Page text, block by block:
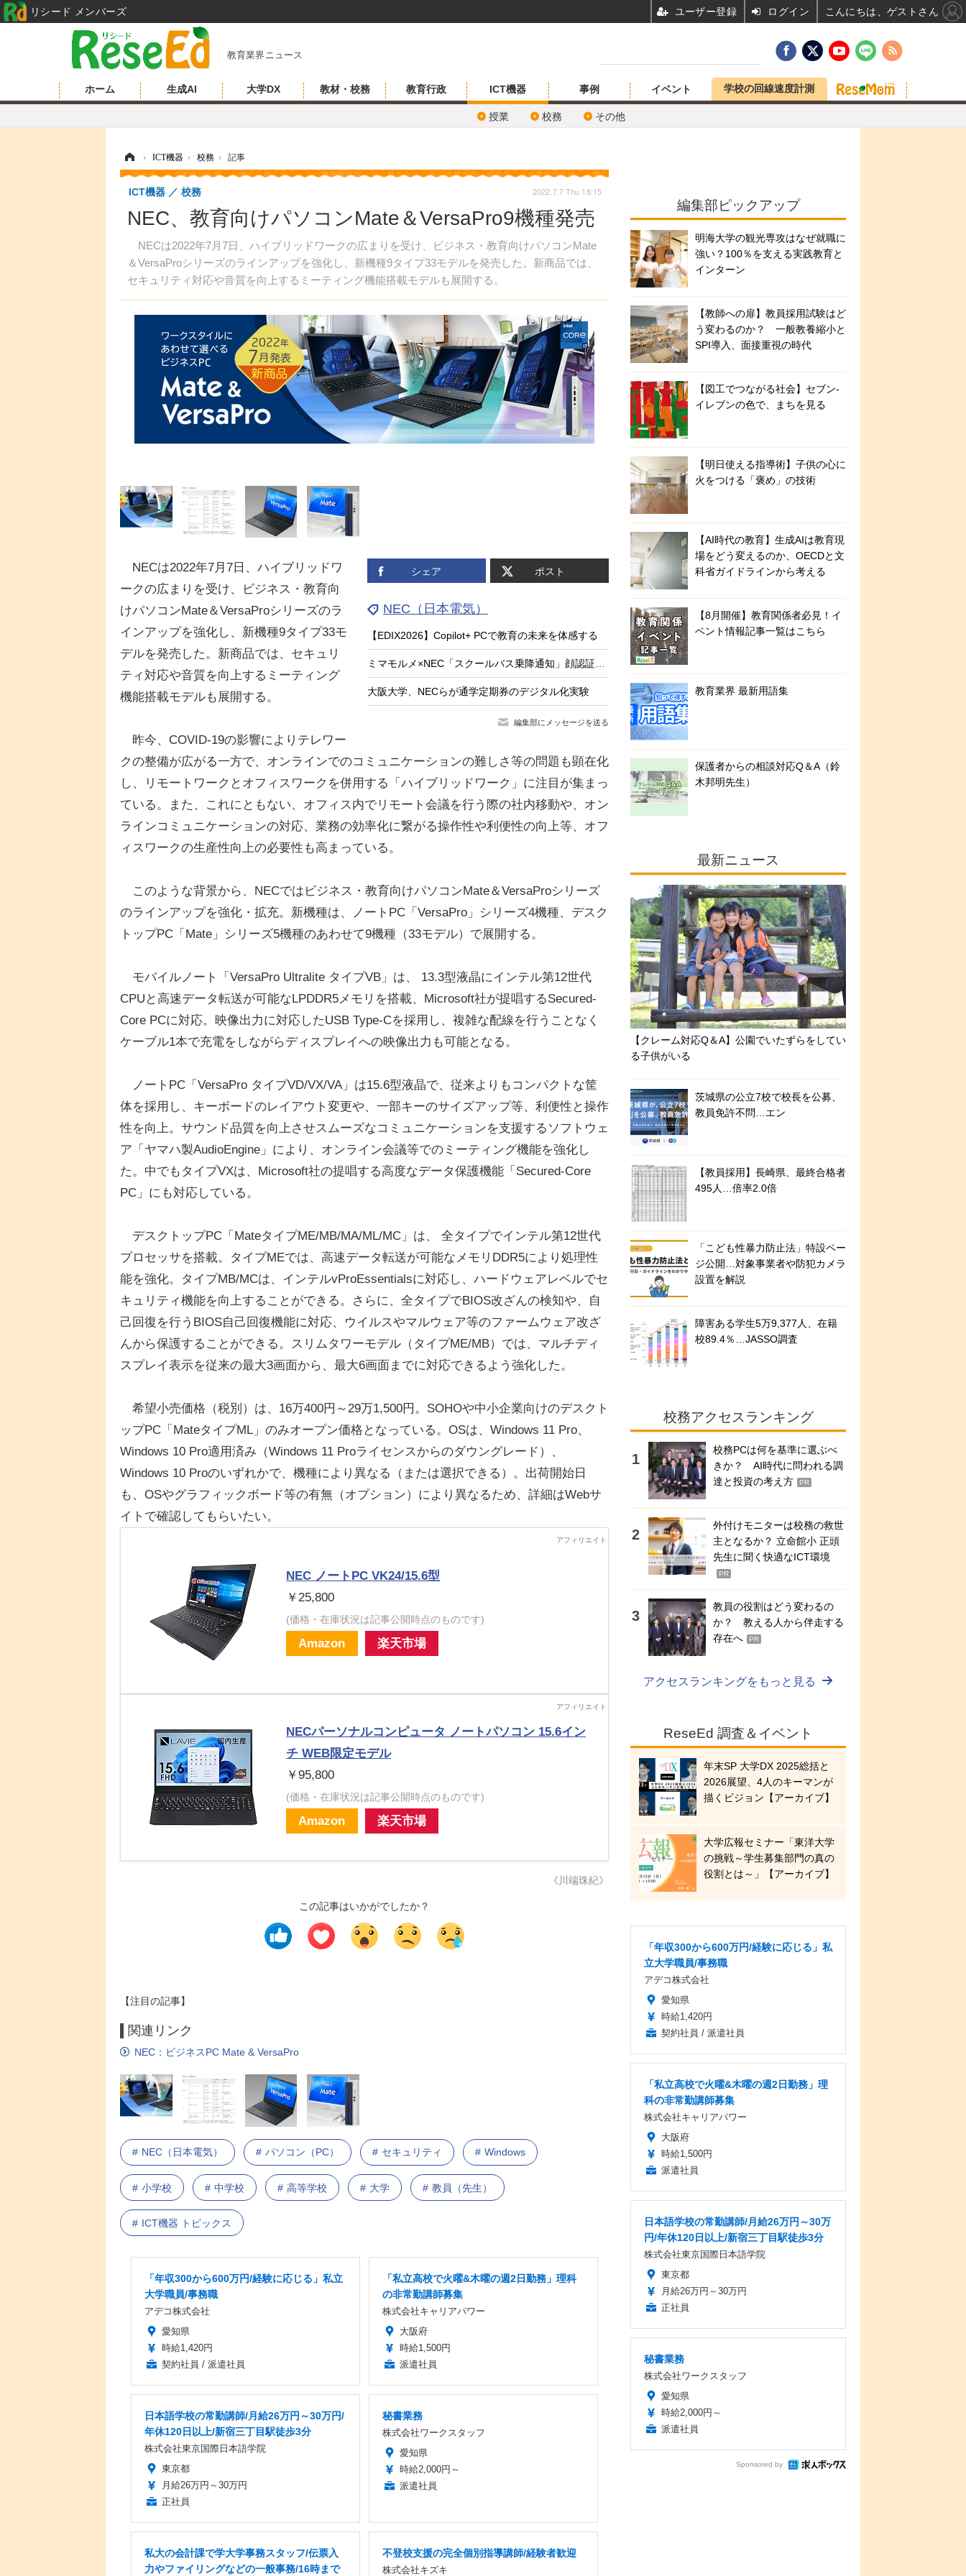
教育業界ニュース
ホーム 生成AI 大学DX 教材・校務 教育行政 ICT機器
授業 校務 その他
事例 イベント 学校の回線速度計測
› ICT機器 › 校務 › 記事
NEC、教育向けパソコンMate＆VersaPro9機種発売
NECは2022年7月7日、ハイブリッドワークの広まりを受け、ビジネス・教育向けパソコンMate
＆VersaProシリーズのラインアップを強化し、新機種9タイプ33モデルを発売した。新商品では、
セキュリティ対応や音質を向上するミーティング機能搭載モデルも展開する。
ICT機器 校務 2022.7.7 Thu 18:15
シェア ポスト
NEC（日本電気）
【EDIX2026】Copilot+ PCで教育の未来を体感する
ミマモルメ×NEC「スクールバス乗降通知」顔認証で安全を守る
大阪大学、NECらが通学定期券のデジタル化実験
編集部にメッセージを送る
NECは2022年7月7日、ハイブリッドワ
ークの広まりを受け、ビジネス・教育向
けパソコンMate＆VersaProシリーズのラ
インアップを強化し、新機種9タイプ33モ
デルを発売した。新商品では、セキュリ
ティ対応や音質を向上するミーティング
機能搭載モデルも展開する。
昨今、COVID-19の影響によりテレワー
クの整備が広がる一方で、オンラインでのコミュニケーションの難しさ等の問題も顕在化
し、リモートワークとオフィスワークを併用する「ハイブリッドワーク」に注目が集まっ
ている。また、これにともない、オフィス内でリモート会議を行う際の社内移動や、オン
ラインコミュニケーションの対応、業務の効率化に繋がる操作性や利便性の向上等、オフ
ィスワークの生産性向上の必要性も高まっている。
このような背景から、NECではビジネス・教育向けパソコンMate＆VersaProシリーズ
のラインアップを強化・拡充。新機種は、ノートPC「VersaPro」シリーズ4機種、デスク
トップPC「Mate」シリーズ5機種のあわせて9機種（33モデル）で展開する。
モバイルノート「VersaPro Ultralite タイプVB」は、 13.3型液晶にインテル第12世代
CPUと高速データ転送が可能なLPDDR5メモリを搭載、Microsoft社が提唱するSecured-
Core PCに対応。映像出力に対応したUSB Type-Cを採用し、複雑な配線を行うことなく
ケーブル1本で充電をしながらディスプレイへの映像出力も可能となる。
ノートPC「VersaPro タイプVD/VX/VA」は15.6型液晶で、従来よりもコンパクトな筐
体を採用し、キーボードのレイアウト変更や、一部キーのサイズアップ等、利便性と操作
性を向上。サウンド品質を向上させスムーズなコミュニケーションを支援するソフトウェ
ア「ヤマハ製AudioEngine」により、オンライン会議等でのミーティング機能を強化し
た。中でもタイプVXは、Microsoft社の提唱する高度なデータ保護機能「Secured-Core
PC」にも対応している。
デスクトップPC「MateタイプME/MB/MA/ML/MC」は、 全タイプでインテル第12世代
プロセッサを搭載。タイプMEでは、高速データ転送が可能なメモリDDR5により処理性
能を強化。タイプMB/MCは、インテルvProEssentialsに対応し、ハードウェアレベルでセ
キュリティ機能を向上することができる。さらに、全タイプでBIOS改ざんの検知や、自
己回復を行うBIOS自己回復機能に対応、ウイルスやマルウェア等のファームウェア改ざ
んから保護することができる。スリムタワーモデル（タイプME/MB）では、マルチディ
スプレイ表示を従来の最大3画面から、最大6画面までに対応できるよう強化した。
希望小売価格（税別）は、16万400円～29万1,500円。SOHOや中小企業向けのデスクト
ップPC「MateタイプML」のみオープン価格となっている。OSは、Windows 11 Pro、
Windows 10 Pro適用済み（Windows 11 Proライセンスからのダウングレード）、
Windows 10 Proのいずれかで、機種により異なる（または選択できる）。出荷開始日
も、OSやグラフィックボード等の有無（オプション）により異なるため、詳細はWebサ
イトで確認してもらいたい。
NEC ノートPC VK24/15.6型
￥25,800
(価格・在庫状況は記事公開時点のものです)
Amazon 楽天市場
NECパーソナルコンピュータ ノートパソコン 15.6イン
チ WEB限定モデル
￥95,800
(価格・在庫状況は記事公開時点のものです)
Amazon 楽天市場
《川端珠紀》
この記事はいかがでしたか？
【注目の記事】
関連リンク
NEC：ビジネスPC Mate & VersaPro
NEC（日本電気） パソコン（PC） セキュリティ Windows
小学校 中学校 高等学校 大学 教員（先生）
ICT機器 トピックス
「年収300から600万円/経験に応じる」私立
大学職員/事務職
アデコ株式会社
愛知県
時給1,420円
契約社員 / 派遣社員
「私立高校で火曜&木曜の週2日勤務」理科
の非常勤講師募集
株式会社キャリアパワー
大阪府
時給1,500円
派遣社員
日本語学校の常勤講師/月給26万円～30万円/
年休120日以上/新宿三丁目駅徒歩3分
株式会社東京国際日本語学院
東京都
月給26万円～30万円
正社員
秘書業務
株式会社ワークスタッフ
愛知県
時給2,000円～
派遣社員
私大の会計課で学大学事務スタッフ/伝票入
力やファイリングなどの一般事務/16時まで
不登校支援の完全個別指導講師/経験者歓迎
株式会社キズキ
編集部ピックアップ
明海大学の観光専攻はなぜ就職に
強い？100％を支える実践教育と
インターン
【教師への扉】教員採用試験はど
う変わるのか？ 一般教養縮小と
SPI導入、面接重視の時代
【図工でつながる社会】セブン‐
イレブンの色で、まちを見る
【明日使える指導術】子供の心に
火をつける「褒め」の技術
【AI時代の教育】生成AIは教育現
場をどう変えるのか、OECDと文
科省ガイドラインから考える
【8月開催】教育関係者必見！イ
ベント情報記事一覧はこちら
教育業界 最新用語集
保護者からの相談対応Q＆A（鈴
木邦明先生）
最新ニュース
【クレーム対応Q＆A】公園でいたずらをしてい
る子供がいる
茨城県の公立7校で校長を公募、
教員免許不問…エン
【教員採用】長崎県、最終合格者
495人…倍率2.0倍
「こども性暴力防止法」特設ペー
ジ公開…対象事業者や防犯カメラ
設置を解説
障害ある学生5万9,377人、在籍
校89.4％…JASSO調査
校務アクセスランキング
校務PCは何を基準に選ぶべ
きか？ AI時代に問われる調
達と投資の考え方
PR
外付けモニターは校務の救世
主となるか？ 立命館小 正頭
先生に聞く快適なICT環境
PR
教員の役割はどう変わるの
か？ 教える人から伴走する
存在へ
PR
アクセスランキングをもっと見る
ReseEd 調査＆イベント
年末SP 大学DX 2025総括と
2026展望、4人のキーマンが
描くビジョン【アーカイブ】
大学広報セミナー「東洋大学
の挑戦～学生募集部門の真の
役割とは～」【アーカイブ】
「年収300から600万円/経験に応じる」私
立大学職員/事務職
アデコ株式会社
愛知県
時給1,420円
契約社員 / 派遣社員
「私立高校で火曜&木曜の週2日勤務」理
科の非常勤講師募集
株式会社キャリアパワー
大阪府
時給1,500円
派遣社員
日本語学校の常勤講師/月給26万円～30万
円/年休120日以上/新宿三丁目駅徒歩3分
株式会社東京国際日本語学院
東京都
月給26万円～30万円
正社員
秘書業務
株式会社ワークスタッフ
愛知県
時給2,000円～
派遣社員
Sponsored by
リシード メンバーズ ユーザー登録 ログイン こんにちは、ゲストさん